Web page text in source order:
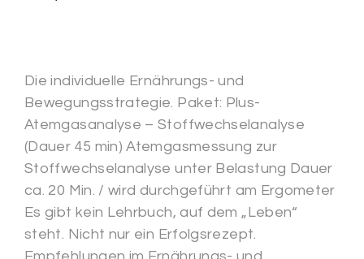
Die individuelle Ernährungs- und
Bewegungsstrategie. Paket: Plus-
Atemgasanalyse – Stoffwechselanalyse
(Dauer 45 min) Atemgasmessung zur
Stoffwechselanalyse unter Belastung Dauer
ca. 20 Min. / wird durchgeführt am Ergometer
Es gibt kein Lehrbuch, auf dem „Leben“
steht. Nicht nur ein Erfolgsrezept.